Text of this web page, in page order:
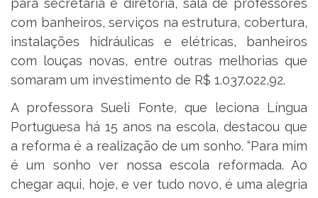
com banheiros, serviços na estrutura, cobertura,
instalações hidráulicas e elétricas, banheiros
com louças novas, entre outras melhorias que
somaram um investimento de R$ 1.037.022,92.
A professora Sueli Fonte, que leciona Língua
Portuguesa há 15 anos na escola, destacou que
a reforma é a realização de um sonho. “Para mim
é um sonho ver nossa escola reformada. Ao
chegar aqui, hoje, e ver tudo novo, é uma alegria